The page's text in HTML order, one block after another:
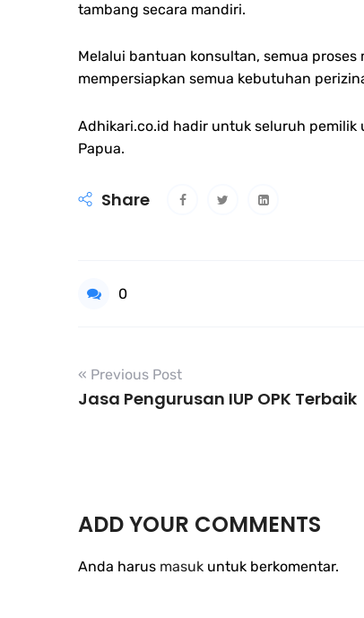
tambang secara mandiri.
Melalui bantuan konsultan, semua
mempersiapkan semua kebutuhan
Adhikari.co.id hadir untuk seluruh pemilik
Papua.
Share
0
« Previous Post
Jasa Pengurusan IUP OPK Terbaik
ADD YOUR COMMENTS
Anda harus masuk untuk berkomentar.